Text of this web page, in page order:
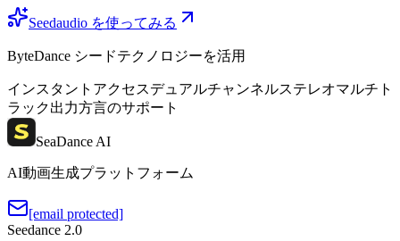
Seedaudio を使ってみる
ByteDance シードテクノロジーを活用
インスタントアクセスデュアルチャンネルステレオマルチト
ラック出力方言のサポート
SeaDance AI
AI動画生成プラットフォーム
[email protected]
Seedance 2.0